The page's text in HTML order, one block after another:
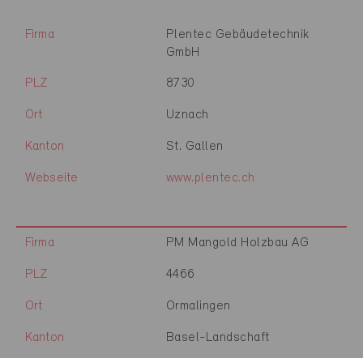
Firma
Plentec Gebäudetechnik
GmbH
PLZ 8730
Ort Uznach
Kanton St. Gallen
Webseite www.plentec.ch
Firma PM Mangold Holzbau AG
PLZ 4466
Ort Ormalingen
Kanton Basel-Landschaft